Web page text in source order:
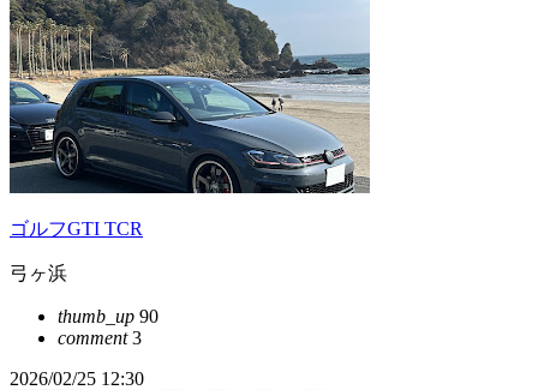
ゴルフGTI TCR
弓ヶ浜
thumb_up 90
comment3
2026/02/25 12:30